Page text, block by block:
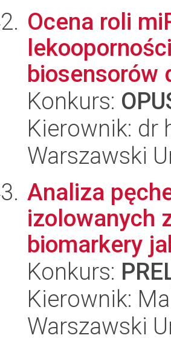
Ocena roli
biosensorów
Konkurs:
Kierownik: dr
Warszawski
Analiza
izolowanych
biomarkery
Konkurs:
Kierownik:
Warszawski